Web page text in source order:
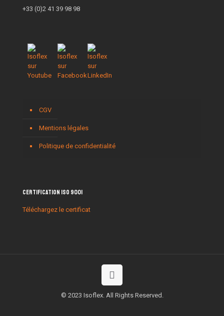
+33 (0)2 41 39 98 98
CGV
Mentions légales
Politique de confidentialité
Certification ISO 9001
Téléchargez le certificat
© 2023 Isoflex. All Rights Reserved.